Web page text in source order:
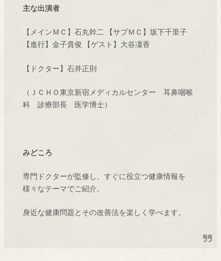
主な出演者
【メインＭＣ】石丸幹二 【サブＭＣ】坂下千里子
【進行】金子貴俊 【ゲスト】大谷凜香
【ドクター】石井正則
（ＪＣＨＯ東京新宿メディカルセンター 耳鼻咽喉
科 診療部長 医学博士）
みどころ
専門ドクターが監修し、すぐに役立つ健康情報を
様々なテーマでご紹介。
身近な健康問題とその改善法を楽しく学べます。